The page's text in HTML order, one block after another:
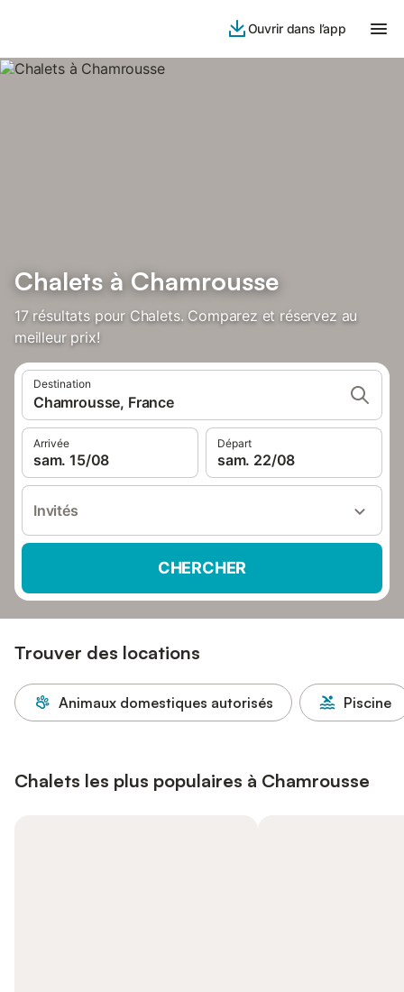
Ouvrir dans l’app
Chalets à Chamrousse
17 résultats pour Chalets. Comparez et réservez au
meilleur prix!
Destination
Chamrousse, France
Arrivée
sam. 15/08
Départ
sam. 22/08
Invités
CHERCHER
Trouver des locations
Animaux domestiques autorisés Piscine
Chalets les plus populaires à Chamrousse